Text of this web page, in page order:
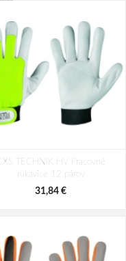
CXS TECHNIK HV Pracovné
rukavice 12 párov
31,84 €